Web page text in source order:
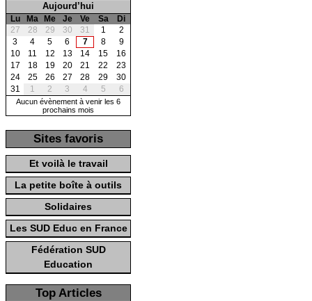
Aujourd’hui
Lu Ma Me Je Ve Sa
Di
27
28 29 30 31 1
2
3
4 5 6 7 8
9
10
11 12 13 14 15
16
17
18 19 20 21 22
23
24
25 26 27 28 29
30
31
1 2 3 4 5 6
Aucun évènement à venir les 6
prochains mois
Sites favoris
Et voilà le travail
La petite boîte à outils
Solidaires
Les SUD Educ en France
Fédération SUD
Education
Top Articles